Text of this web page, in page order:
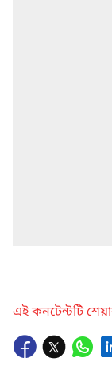
এই কনটেন্টটি